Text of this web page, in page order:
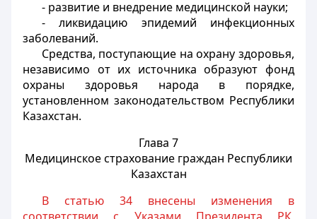
- развитие и внедрение медицинской науки;
- ликвидацию эпидемий инфекционных
заболеваний.
Средства, поступающие на охрану здоровья,
независимо от их источника образуют фонд
охраны здоровья народа в порядке,
установленном законодательством Республики
Казахстан.
Глава 7
Медицинское страхование граждан Республики
Казахстан
В статью 34 внесены изменения в